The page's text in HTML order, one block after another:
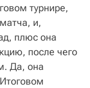
турнире,
и,
плюс она
после чего
Да, она